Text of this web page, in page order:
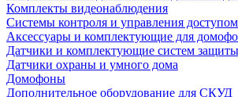
Комплекты видеонаблюдения
Системы контроля и управления
Аксессуары и комплектующие для
Датчики и комплектующие систем
Датчики охраны и умного дома
Домофоны
Дополнительное оборудование для СКУД